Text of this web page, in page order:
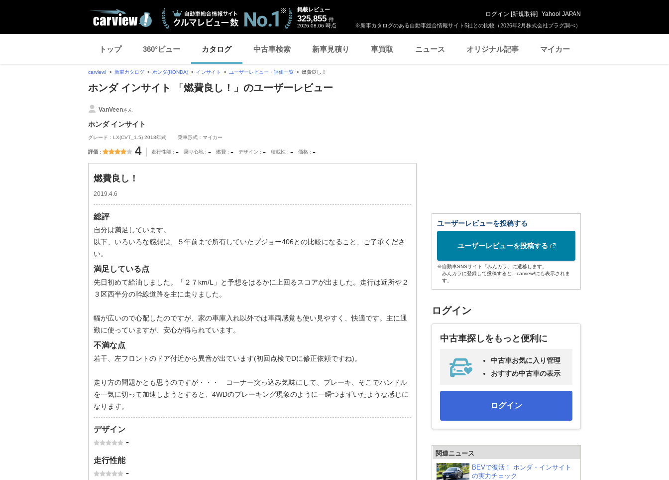
※新車カタログのある自動車総合情報サイト5社との比較（2026年2月株式会社プラグ調べ）
掲載レビュー
325,855 件
2026.08.06 時点
ログイン [新規取得] Yahoo! JAPAN
トップ 360°ビュー カタログ 中古車検索 新車見積り 車買取 ニュース オリジナル記事 マイカー
carview! 新車カタログ ホンダ(HONDA) インサイト ユーザーレビュー・評価一覧 燃費良し！
ホンダ インサイト 「燃費良し！」のユーザーレビュー
VanVeenさん
ホンダ インサイト
グレード：LX(CVT_1.5) 2018年式 乗車形式：マイカー
評価 4 走行性能 - 乗り心地 - 燃費 - デザイン - 積載性 - 価格 -
燃費良し！
2019.4.6
総評
自分は満足しています。
以下、いろいろな感想は、５年前まで所有していたプジョー406との比較になること、ご了承くださ
い。
満足している点
先日初めて給油しました。「２７km/L」と予想をはるかに上回るスコアが出ました。走行は近所や２
３区西半分の幹線道路を主に走りました。
幅が広いので心配したのですが、家の車庫入れ以外では車両感覚も使い見やすく、快適です。主に通
勤に使っていますが、安心が得られています。
不満な点
若干、左フロントのドア付近から異音が出ています(初回点検でDに修正依頼ですね)。
走り方の問題かとも思うのですが・・・ コーナー突っ込み気味にして、ブレーキ、そこでハンドル
を一気に切って加速しようとすると、4WDのブレーキング現象のように一瞬つまずいたような感じに
なります。
デザイン
-
走行性能
-
ユーザーレビューを投稿する
ユーザーレビューを投稿する
※自動車SNSサイト「みんカラ」に遷移します。
みんカラに登録して投稿すると、carview!にも表示されま
す。
ログイン
中古車探しをもっと便利に
中古車お気に入り管理
おすすめ中古車の表示
ログイン
関連ニュース
BEVで復活！ ホンダ・インサイト
の実力チェック